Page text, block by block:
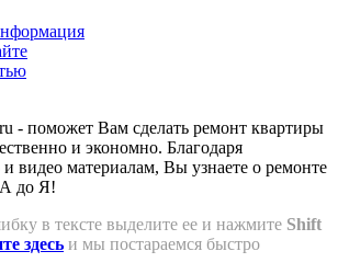
- поможет Вам сделать ремонт квартиры
и экономно. Благодаря
видео материалам, Вы узнаете о ремонте
А до Я!
в тексте выделите ее и нажмите Shift
здесь и мы постараемся быстро